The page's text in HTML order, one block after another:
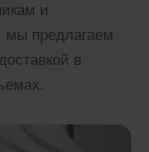
и
мы предлагаем
в